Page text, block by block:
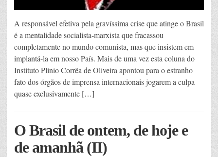
A responsável efetiva pela gravíssima crise que atinge o Brasil
é a mentalidade socialista-marxista que fracassou
completamente no mundo comunista, mas que insistem em
implantá-la em nosso País. Mais de uma vez esta coluna do
Instituto Plinio Corrêa de Oliveira apontou para o estranho
fato dos órgãos de imprensa internacionais jogarem a culpa
quase exclusivamente […]
O Brasil de ontem, de hoje e
de amanhã (II)